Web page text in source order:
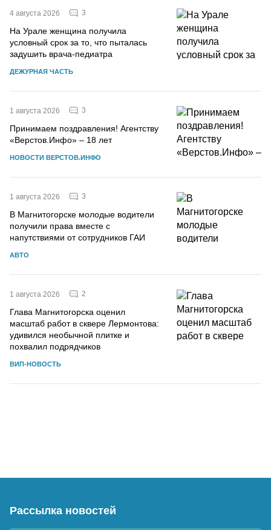
4 августа 2026 3
На Урале женщина получила
условный срок за то, что пыталась
задушить врача-педиатра
ДЕЖУРНАЯ ЧАСТЬ
1 августа 2026 3
Принимаем поздравления! Агентству
«Верстов.Инфо» – 18 лет
НОВОСТИ ВЕРСТОВ.ИНФО
1 августа 2026 3
В Магнитогорске молодые водители
получили права вместе с
напутствиями от сотрудников ГАИ
АВТО
1 августа 2026 2
Глава Магнитогорска оценил
масштаб работ в сквере Лермонтова:
удивился необычной плитке и
похвалил подрядчиков
ВИП-НОВОСТЬ
Рассылка новостей